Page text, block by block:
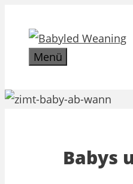
Inhalt
springenMenü
Babys